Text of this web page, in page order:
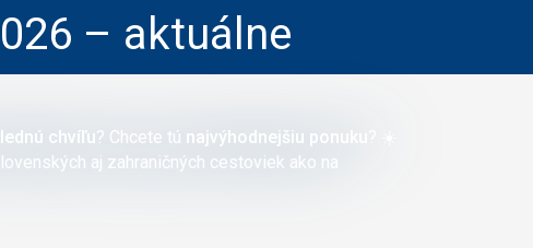
– aktuálne
chvíľu? Chcete tú najvýhodnejšiu ponuku
aj zahraničných cestoviek ako na